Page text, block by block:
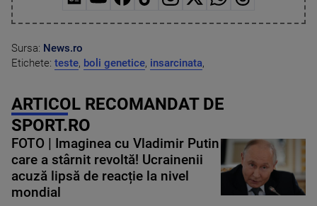
Sursa: News.ro
Etichete: teste, boli genetice, insarcinata,
ARTICOL RECOMANDAT DE
SPORT.RO
FOTO | Imaginea cu Vladimir Putin
care a stârnit revoltă! Ucrainenii
acuză lipsă de reacție la nivel
mondial